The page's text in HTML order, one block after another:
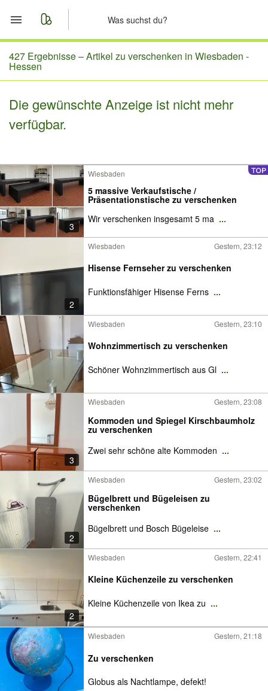
Start
Merkliste
Nachrichten
427 Ergebnisse –Artikel zu verschenken in Wiesbaden -
Hessen
Die gewünschte Anzeige ist nicht mehr
verfügbar.
3
Wiesbaden
5 massive Verkaufstische /
Präsentationstische zu verschenken
Wir verschenken insgesamt 5 ma ...
2
Wiesbaden Gestern, 23:12
Hisense Fernseher zu verschenken
Funktionsfähiger Hisense Ferns ...
Wiesbaden Gestern, 23:10
Wohnzimmertisch zu verschenken
Schöner Wohnzimmertisch aus Gl ...
3
Wiesbaden Gestern, 23:08
Kommoden und Spiegel Kirschbaumholz
zu verschenken
Zwei sehr schöne alte Kommoden ...
2
Wiesbaden Gestern, 23:02
Bügelbrett und Bügeleisen zu
verschenken
Bügelbrett und Bosch Bügeleise ...
2
Wiesbaden Gestern, 22:41
Kleine Küchenzeile zu verschenken
Kleine Küchenzeile von Ikea zu ...
Wiesbaden Gestern, 21:18
Zu verschenken
Globus als Nachtlampe, defekt!